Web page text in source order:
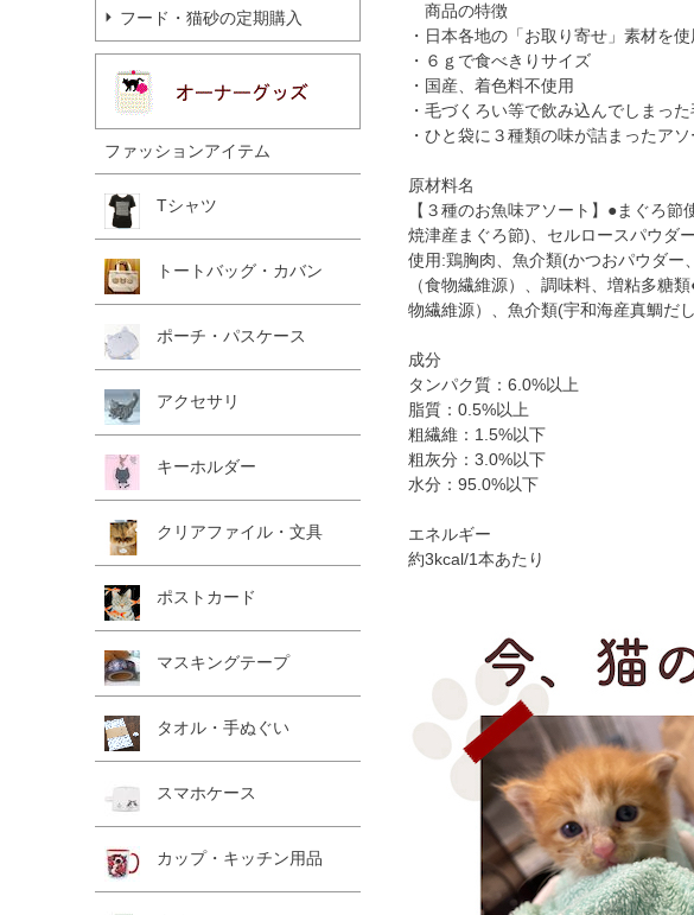
フード・猫砂の定期購入
ファッションアイテム
Tシャツ
トートバッグ・カバン
ポーチ・パスケース
アクセサリ
キーホルダー
クリアファイル・文具
ポストカード
マスキングテープ
タオル・手ぬぐい
スマホケース
カップ・キッチン用品
商品の特徴
・日本各地の「お取り寄せ」素材を
・６ｇで食べきりサイズ
・国産、着色料不使用
・毛づくろい等で飲み込んでしまっ
・ひと袋に３種類の味が詰まったア
原材料名
【３種のお魚味アソート】●まぐろ節
焼津産まぐろ節)、セルロースパウダ
使用:鶏胸肉、魚介類(かつおパウダー
（食物繊維源）、調味料、増粘多糖
物繊維源）、魚介類(宇和海産真鯛だ
成分
タンパク質：6.0%以上
脂質：0.5%以上
粗繊維：1.5%以下
粗灰分：3.0%以下
水分：95.0%以下
エネルギー
約3kcal/1本あたり